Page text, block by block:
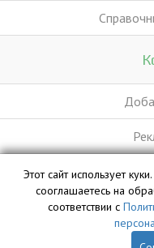
База данных сайта
собственностью ООО
Этот сайт использует
сооглашаетесь на
соответствии с